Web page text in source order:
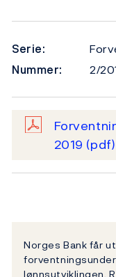
Serie:
Nummer:
2/
2019 (pdf)
Norges Bank får
lønnsutviklingen.